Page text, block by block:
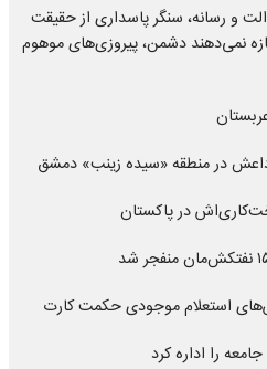
و رسانه، سنگر پاسداری از حقیقت
نمی‌دهند دشمن، پیروزی‌های موهوم
در منطقه «سیده زینب» دمشق
در پاکستان
استعلام موجودی حکمت کارت
را اداره کرد